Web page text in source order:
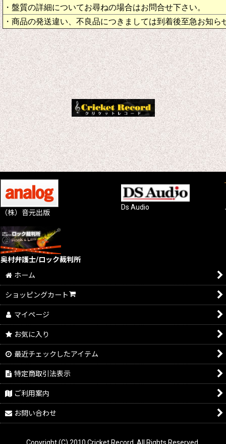
・盤質の詳細についてお尋ねの場合はお問合せ下さい。
・商品の発送違い、不良品につきましては到着後至急お知ら
（株）音元出版
Ds Audio
奥村弁護士/ロック裁判所
ホーム
ショッピングカート
マイページ
お気に入り
最近チェックしたアイテム
特定商取引法表示
ご利用案内
お問い合わせ